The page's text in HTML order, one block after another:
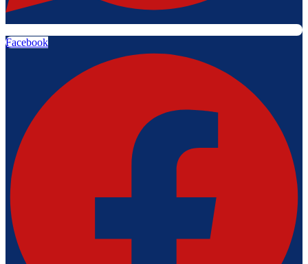
Facebook